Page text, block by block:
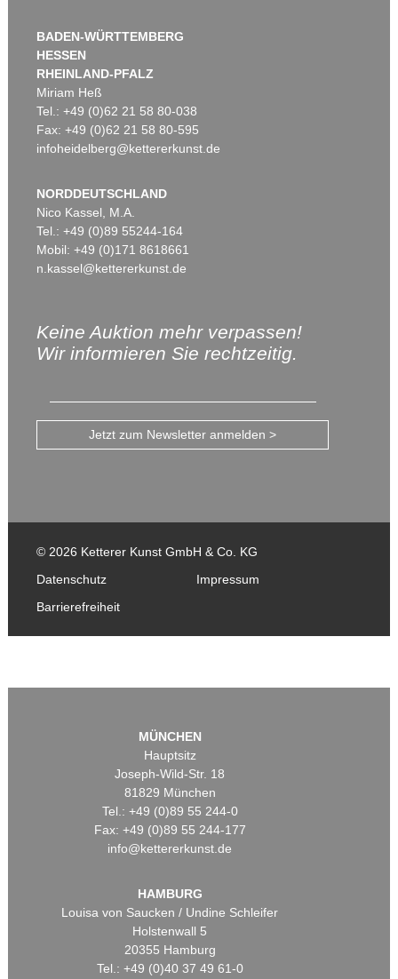
BADEN-WÜRTTEMBERG
HESSEN
RHEINLAND-PFALZ
Miriam Heß
Tel.: +49 (0)62 21 58 80-038
Fax: +49 (0)62 21 58 80-595
infoheidelberg@kettererkunst.de
NORDDEUTSCHLAND
Nico Kassel, M.A.
Tel.: +49 (0)89 55244-164
Mobil: +49 (0)171 8618661
n.kassel@kettererkunst.de
Keine Auktion mehr verpassen!
Wir informieren Sie rechtzeitig.
Jetzt zum Newsletter anmelden >
© 2026 Ketterer Kunst GmbH & Co. KG
Datenschutz
Impressum
Barrierefreiheit
MÜNCHEN
Hauptsitz
Joseph-Wild-Str. 18
81829 München
Tel.: +49 (0)89 55 244-0
Fax: +49 (0)89 55 244-177
info@kettererkunst.de
HAMBURG
Louisa von Saucken / Undine Schleifer
Holstenwall 5
20355 Hamburg
Tel.: +49 (0)40 37 49 61-0